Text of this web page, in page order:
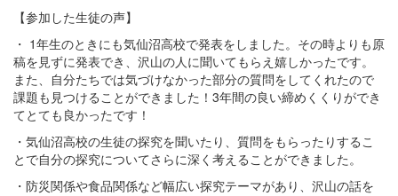
【参加した生徒の声】
・ 1年生のときにも気仙沼高校で発表をしました。その時よりも原
稿を見ずに発表でき、沢山の人に聞いてもらえ嬉しかったです。
また、自分たちでは気づけなかった部分の質問をしてくれたので
課題も見つけることができました！3年間の良い締めくくりができ
てとても良かったです！
・気仙沼高校の生徒の探究を聞いたり、質問をもらったりするこ
とで自分の探究についてさらに深く考えることができました。
・防災関係や食品関係など幅広い探究テーマがあり、沢山の話を